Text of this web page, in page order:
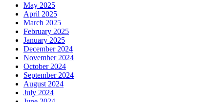
May 2025
April 2025
March 2025
February 2025
January 2025
December 2024
November 2024
October 2024
September 2024
August 2024
July 2024